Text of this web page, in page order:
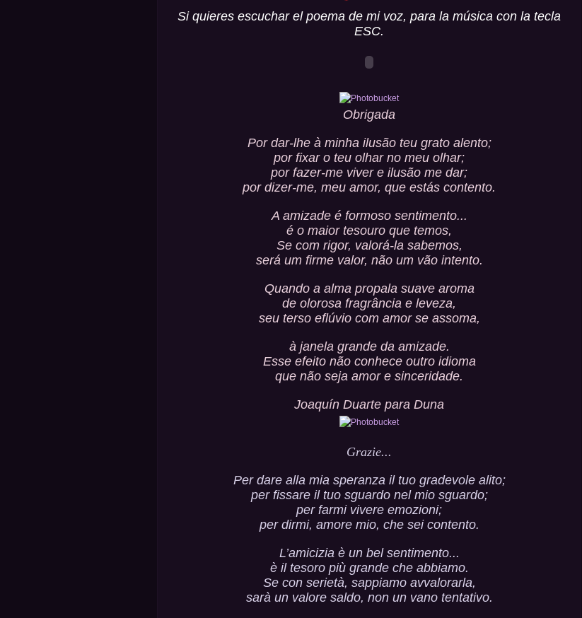
Si quieres escuchar el poema de mi voz, para la música con la tecla
ESC.
Obrigada
Por dar-lhe à minha ilusão teu grato alento;
por fixar o teu olhar no meu olhar;
por fazer-me viver e ilusão me dar;
por dizer-me, meu amor, que estás contento.
A amizade é formoso sentimento...
é o maior tesouro que temos,
Se com rigor, valorá-la sabemos,
será um firme valor, não um vão intento.
Quando a alma propala suave aroma
de olorosa fragrância e leveza,
seu terso eflúvio com amor se assoma,
à janela grande da amizade.
Esse efeito não conhece outro idioma
que não seja amor e sinceridade.
Joaquín Duarte para Duna
Grazie...
Per dare alla mia speranza il tuo gradevole alito;
per fissare il tuo sguardo nel mio sguardo;
per farmi vivere emozioni;
per dirmi, amore mio, che sei contento.
L’amicizia è un bel sentimento...
è il tesoro più grande che abbiamo.
Se con serietà, sappiamo avvalorarla,
sarà un valore saldo, non un vano tentativo.